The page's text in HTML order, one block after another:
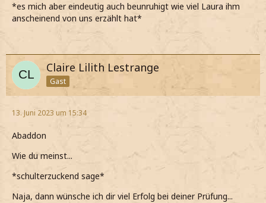
*es mich aber eindeutig auch beunruhigt wie viel Laura ihm
anscheinend von uns erzählt hat*
Claire Lilith Lestrange
Gast
13. Juni 2023 um 15:34
Abaddon
Wie du meinst...
*schulterzuckend sage*
Naja, dann wünsche ich dir viel Erfolg bei deiner Prüfung...